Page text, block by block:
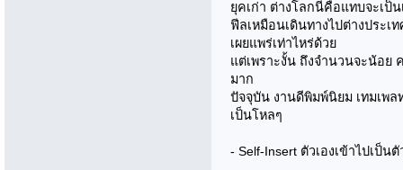
ยุคเก่า ต่างโลกนี่คือแทบจะเป็
ฟีลเหมือนเดินทางไปต่างประ
เผยแพร่เท่าไหร่ด้วย
แต่เพราะงั้น ถึงจำนวนจะน้อย
มาก
ปัจจุบัน งานดีพิมพ์นิยม เทมเพล
เป็นโหลๆ
- Self-Insert ตัวเองเข้าไปเป็น